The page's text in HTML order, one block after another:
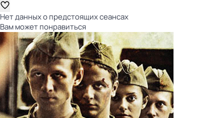
Нет данных о предстоящих сеансах
Вам может понравиться